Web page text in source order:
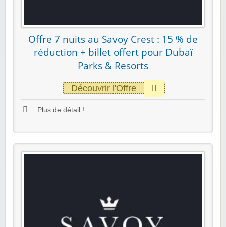
Offre 7 nuits au Savoy Crest : 15 % de
réduction + billet offert pour Dubaï
Parks & Resorts
Découvrir l'Offre
Plus de détail !